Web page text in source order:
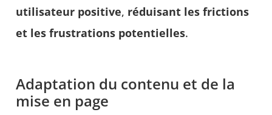
utilisateur positive, réduisant les frictions
et les frustrations potentielles.
Adaptation du contenu et de la
mise en page